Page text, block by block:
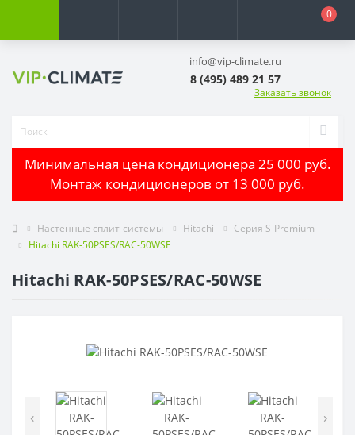
0
info@vip-climate.ru
8 (495) 489 21 57
Заказать звонок
Минимальная цена кондиционера 25 000 руб.
Монтаж кондиционеров от 13 000 руб.
Настенные сплит-системы Hitachi
Серия S-Premium
Hitachi RAK-50PSES/RAC-50WSE
Hitachi RAK-50PSES/RAC-50WSE
‹ ›